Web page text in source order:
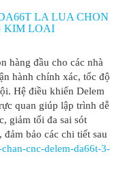
LA LUA CHON
KIM LOAI
hàng đầu cho các nhà
hành chính xác, tốc độ
Hệ điều khiển Delem
quan giúp lập trình dễ
giảm tối đa sai sót
bảo các chi tiết sau
cnc-delem-da66t-3-